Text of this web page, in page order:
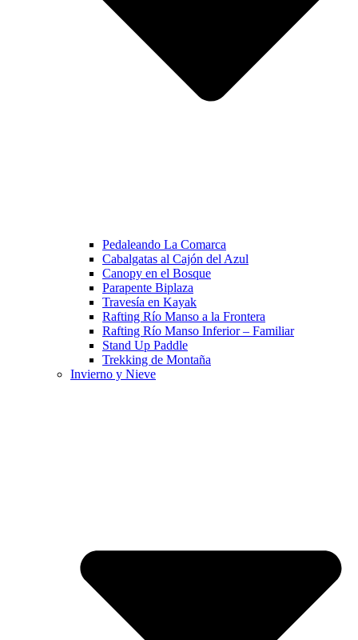
Pedaleando La Comarca
Cabalgatas al Cajón del Azul
Canopy en el Bosque
Parapente Biplaza
Travesía en Kayak
Rafting Río Manso a la Frontera
Rafting Río Manso Inferior – Familiar
Stand Up Paddle
Trekking de Montaña
Invierno y Nieve